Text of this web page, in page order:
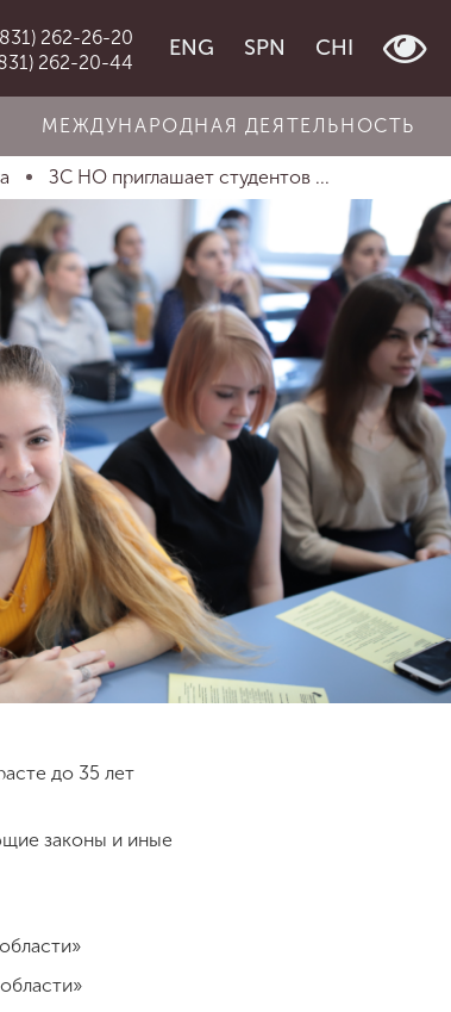
262-26-20
262-20-44
ENG SPN CHI
МЕЖДУНАРОДНАЯ ДЕЯТЕЛЬНОСТЬ
ЗС НО приглашает студентов ...
до 35 лет
законы и иные